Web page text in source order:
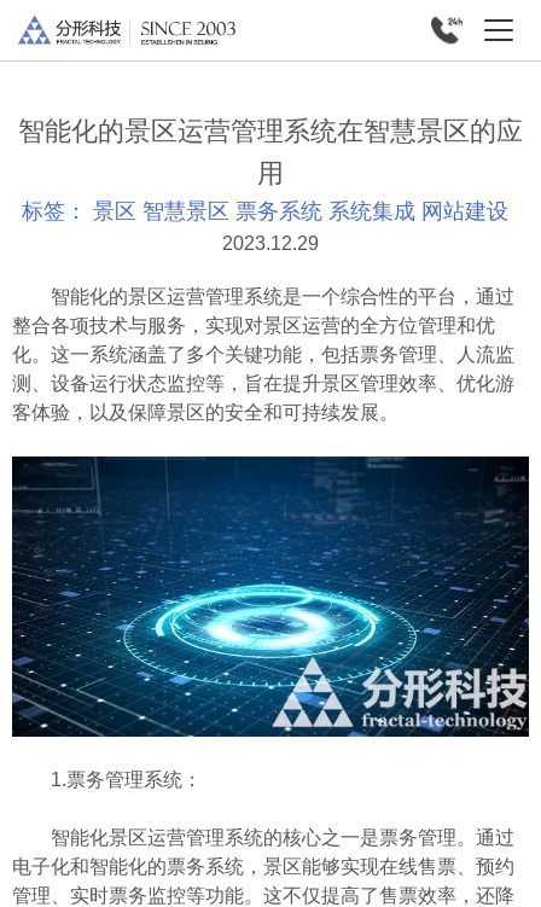
智能化的景区运营管理系统在智慧景区的应
用
标签： 景区 智慧景区 票务系统 系统集成 网站建设
2023.12.29
智能化的景区运营管理系统是一个综合性的平台，通过
整合各项技术与服务，实现对景区运营的全方位管理和优
化。这一系统涵盖了多个关键功能，包括票务管理、人流监
测、设备运行状态监控等，旨在提升景区管理效率、优化游
客体验，以及保障景区的安全和可持续发展。
1.票务管理系统：
智能化景区运营管理系统的核心之一是票务管理。通过
电子化和智能化的票务系统，景区能够实现在线售票、预约
管理、实时票务监控等功能。这不仅提高了售票效率，还降